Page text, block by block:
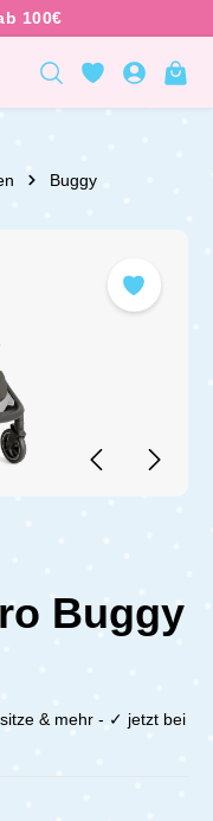
Buggy
Buggy
& mehr - ✓ jetzt bei